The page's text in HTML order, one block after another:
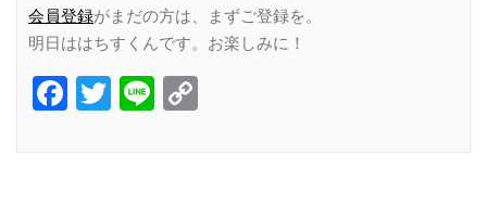
会員登録がまだの方は、まずご登録を。
明日ははちすくんです。お楽しみに！
Facebook
Twitter
Line